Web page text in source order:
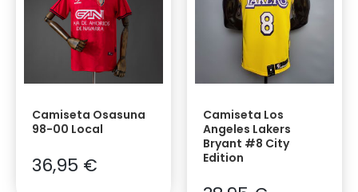
Camiseta Osasuna
98-00 Local
36,95 €
Camiseta Los
Angeles Lakers
Bryant #8 City
Edition